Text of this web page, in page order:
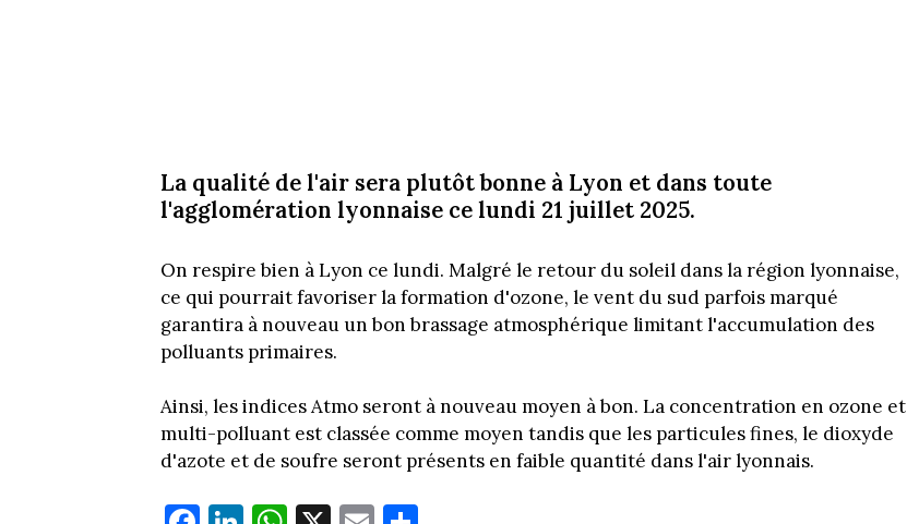
La qualité de l'air sera plutôt bonne à Lyon et dans toute
l'agglomération lyonnaise ce lundi 21 juillet 2025.
On respire bien à Lyon ce lundi. Malgré le retour du soleil dans la région lyonnaise,
ce qui pourrait favoriser la formation d'ozone, le vent du sud parfois marqué
garantira à nouveau un bon brassage atmosphérique limitant l'accumulation des
polluants primaires.
Ainsi, les indices Atmo seront à nouveau moyen à bon. La concentration en ozone et
multi-polluant est classée comme moyen tandis que les particules fines, le dioxyde
d'azote et de soufre seront présents en faible quantité dans l'air lyonnais.